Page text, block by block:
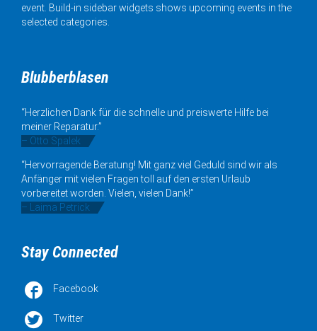
event. Build-in sidebar widgets shows upcoming events in the
selected categories.
Blubberblasen
“Herzlichen Dank für die schnelle und preiswerte Hilfe bei
meiner Reparatur.”
– Otto Spalek
“Hervorragende Beratung! Mit ganz viel Geduld sind wir als
Anfänger mit vielen Fragen toll auf den ersten Urlaub
vorbereitet worden. Vielen, vielen Dank!”
– Laima Petrick
Stay Connected
 Facebook
 Twitter